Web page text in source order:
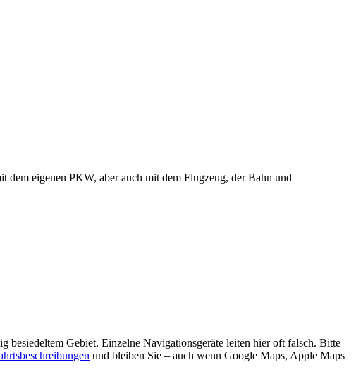
dem eigenen PKW, aber auch mit dem Flugzeug, der Bahn und
be­sie­del­tem Gebiet. Einzelne Navigationsgeräte leiten hier oft falsch. Bitte
und bleiben Sie – auch wenn Google Maps, Apple Maps